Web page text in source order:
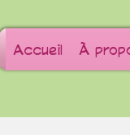
Accueil À